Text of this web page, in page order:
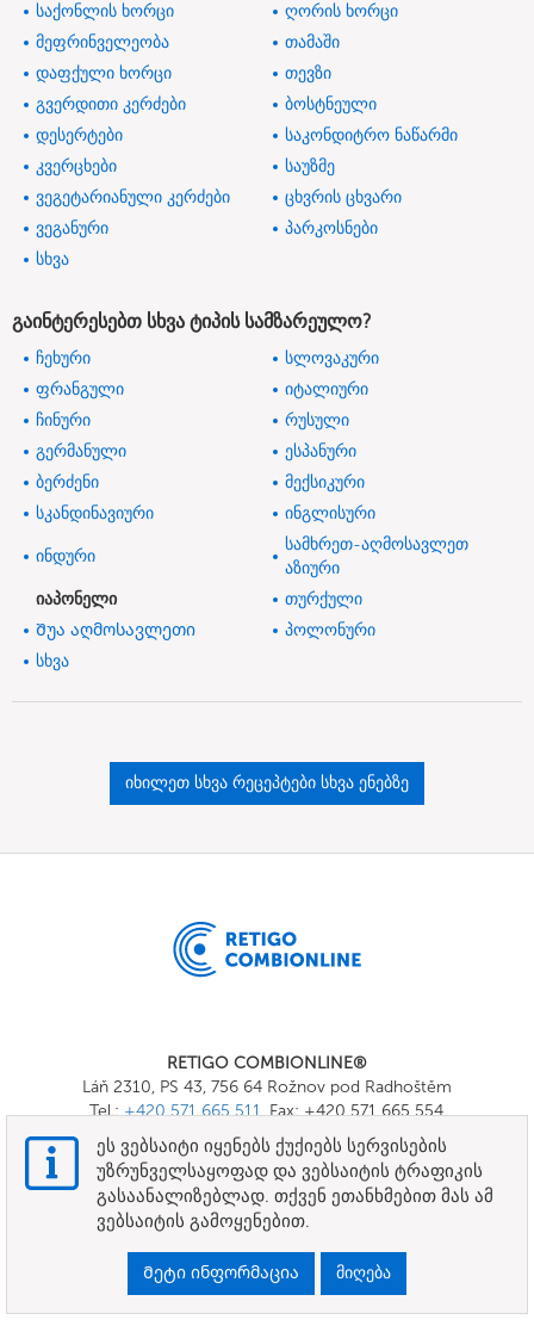
საქონლის ხორცი
ღორის ხორცი
მეფრინველეობა
თამაში
დაფქული ხორცი
თევზი
გვერდითი კერძები
ბოსტნეული
დესერტები
საკონდიტრო ნაწარმი
კვერცხები
საუზმე
ვეგეტარიანული კერძები
ცხვრის ცხვარი
ვეგანური
პარკოსნები
სხვა
გაინტერესებთ სხვა ტიპის სამზარეულო?
ჩეხური
სლოვაკური
ფრანგული
იტალიური
ჩინური
რუსული
გერმანული
ესპანური
ბერძენი
მექსიკური
სკანდინავიური
ინგლისური
ინდური
სამხრეთ-აღმოსავლეთ
აზიური
იაპონელი
თურქული
Შუა აღმოსავლეთი
პოლონური
სხვა
იხილეთ სხვა რეცეპტები სხვა ენებზე
RETIGO COMBIONLINE®
Láň 2310, PS 43, 756 64 Rožnov pod Radhoštěm
Tel.:+420 571 665 511, Fax: +420 571 665 554
E-mail:
info@combionline.com
OnlineMenu
ᲕᲐᲓᲔᲑᲘ ᲓᲐ ᲞᲘᲠᲝᲑᲔᲑᲘ
ეს ვებსაიტი იყენებს ქუქიებს სერვისების
უზრუნველსაყოფად და ვებსაიტის ტრაფიკის
გასაანალიზებლად. თქვენ ეთანხმებით მას ამ
ვებსაიტის გამოყენებით.
Მეტი ინფორმაცია მიღება